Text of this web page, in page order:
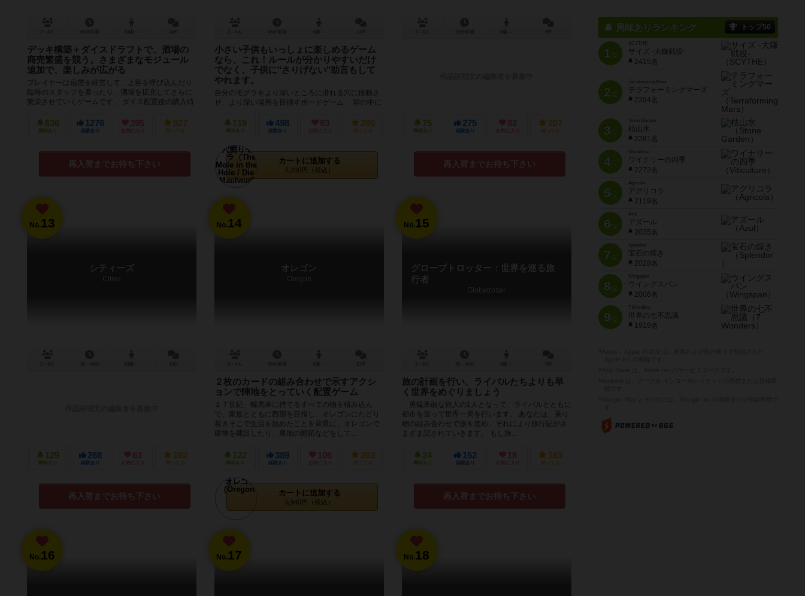
デッキ構築＋ダイスドラフトで、酒場の
商売繁盛を競う。さまざまなモジュール
追加で、楽しみが広がる
プレイヤーは宿屋を経営して、上客を呼び込んだり
臨時のスタッフを雇ったり、酒場を拡充してさらに
繁栄させていくゲームです。 ダイス配置後の購入時
636
興味あり
1276
経験あり
395
お気に入り
927
持ってる
再入荷までお待ち下さい
小さい子供もいっしょに楽しめるゲーム
なら、これ！ルールが分かりやすいだけ
でなく、子供に"さりげない"助言もして
やれます。
自分のモグラをより深いところに潜れる穴に移動さ
せ、より深い場所を目指すボードゲーム 箱の中に
があいており、モグラのコマはよ...
119
興味あり
498
経験あり
83
お気に入り
280
持ってる
カートに追加する
5,200円（税込）
75
興味あり
275
経験あり
82
お気に入り
207
持ってる
再入荷までお待ち下さい
No.13
シティーズ
Cities
129
興味あり
268
経験あり
63
お気に入り
182
持ってる
再入荷までお待ち下さい
No.14
オレゴン
Oregon
２枚のカードの組み合わせで示すアクシ
ョンで陣地をとっていく配置ゲーム
１７世紀、幌馬車に持てるすべての物を積み込ん
で、家族とともに西部を目指し、オレゴンにたどり
着きそこで生活を始めたことを背景に、オレゴンで
建物を建設したり、農地の開拓などをして...
122
興味あり
389
経験あり
106
お気に入り
263
持ってる
カートに追加する
5,940円（税込）
No.15
グローブトロッター：世界を巡る旅
行者
Globetrotter
旅の計画を行い、ライバルたちよりも早
く世界をめぐりましょう
勇猛果敢な旅人の1人となって、ライバルとともに
都市を巡って世界一周を行います。 あなたは、乗り
物の組み合わせで旅を進め、それにより旅行記がさ
まざま記されていきます。 もし旅...
24
興味あり
152
経験あり
18
お気に入り
163
持ってる
再入荷までお待ち下さい
No.16 No.17 No.18
興味ありランキング トップ50
1位
SCYTHE
サイズ -大鎌戦役-
2415名
2位
Terraforming Mars
テラフォーミングマーズ
2394名
3位
Stone Garden
枯山水
2281名
4位
Viticulture
ワイナリーの四季
2272名
5位
Agricola
アグリコラ
2119名
6位
Azul
アズール
2035名
7位
宝石の煌き
2028名
8位
Wingspan
ウイングスパン
2006名
9位
7 Wonders
世界の七不思議
1919名